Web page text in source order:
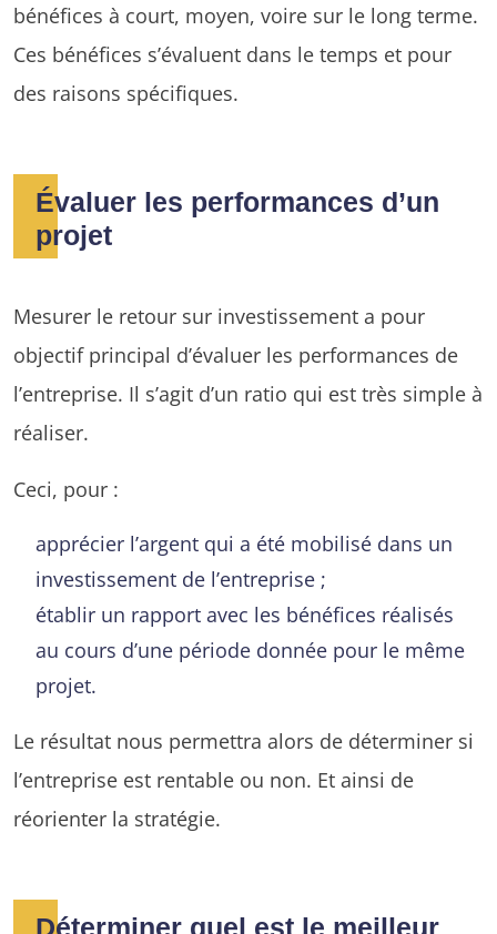
bénéfices à court, moyen, voire sur le long terme.
Ces bénéfices s’évaluent dans le temps et pour
des raisons spécifiques.
Évaluer les performances d’un
projet
Mesurer le retour sur investissement a pour
objectif principal d’évaluer les performances de
l’entreprise. Il s’agit d’un ratio qui est très simple à
réaliser.
Ceci, pour :
apprécier l’argent qui a été mobilisé dans un
investissement de l’entreprise ;
établir un rapport avec les bénéfices réalisés
au cours d’une période donnée pour le même
projet.
Le résultat nous permettra alors de déterminer si
l’entreprise est rentable ou non. Et ainsi de
réorienter la stratégie.
Déterminer quel est le meilleur